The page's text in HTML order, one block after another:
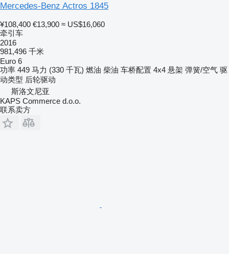
Mercedes-Benz Actros 1845
¥108,400 €13,900 ≈ US$16,060
牵引车
2016
981,496 千米
Euro 6
功率 449 马力 (330 千瓦) 燃油 柴油 车桥配置 4x4 悬架 弹簧/空气 驱
动类型 后轮驱动
斯洛文尼亚
KAPS Commerce d.o.o.
联系卖方